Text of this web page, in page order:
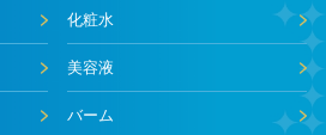
化粧水
美容液
バーム